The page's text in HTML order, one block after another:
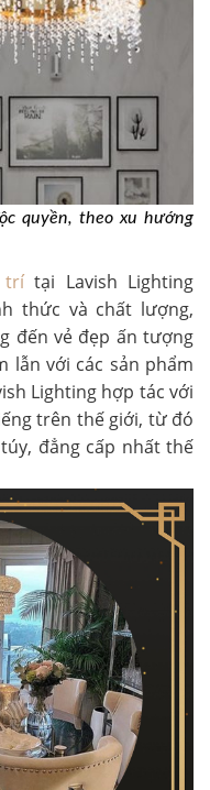
quyền, theo xu hướng
trítại Lavish Lighting
thức và chất lượng,
đến vẻ đẹp ấn tượng
lẫn với các sản phẩm
Lighting hợp tác với
trên thế giới, từ đó
đẳng cấp nhất thế